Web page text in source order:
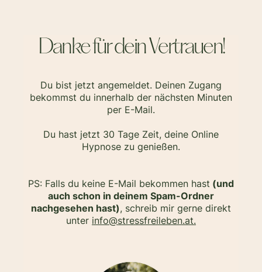
Danke für dein Vertrauen!
Du bist jetzt angemeldet. Deinen Zugang
bekommst du innerhalb der nächsten Minuten
per E-Mail.
Du hast jetzt 30 Tage Zeit, deine Online
Hypnose zu genießen.
PS: Falls du keine E-Mail bekommen hast (und
auch schon in deinem Spam-Ordner
nachgesehen hast), schreib mir gerne direkt
unter info@stressfreileben.at.